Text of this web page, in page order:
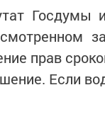
Госдумы
прав
Если